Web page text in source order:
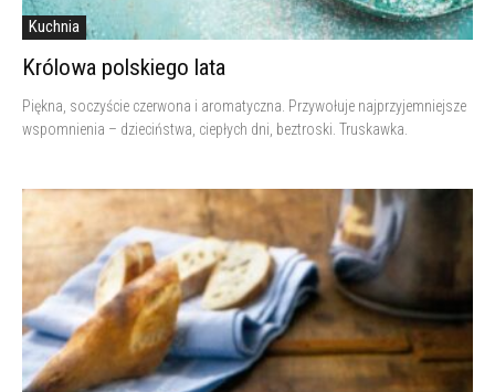
Kuchnia
Królowa polskiego lata
Piękna, soczyście czerwona i aromatyczna. Przywołuje najprzyjemniejsze
wspomnienia – dzieciństwa, ciepłych dni, beztroski. Truskawka.